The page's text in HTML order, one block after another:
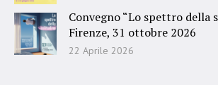
Convegno “Lo spettro della
Firenze, 31 ottobre 2026
22 Aprile 2026